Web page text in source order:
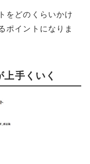
をどのくらいかけ
ポイントになりま
手くいく